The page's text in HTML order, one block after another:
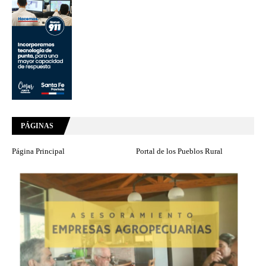
PÁGINAS
Página Principal Portal de los Pueblos Rural